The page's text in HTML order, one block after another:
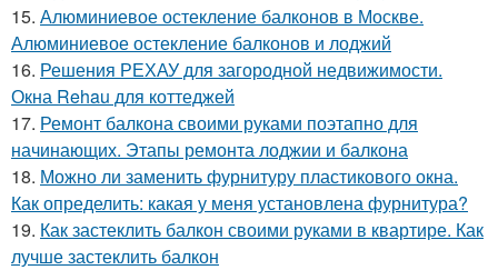
15. Алюминиевое остекление балконов в Москве.
Алюминиевое остекление балконов и лоджий
16. Решения РЕХАУ для загородной недвижимости.
Окна Rehau для коттеджей
17. Ремонт балкона своими руками поэтапно для
начинающих. Этапы ремонта лоджии и балкона
18. Можно ли заменить фурнитуру пластикового окна.
Как определить: какая у меня установлена фурнитура?
19. Как застеклить балкон своими руками в квартире. Как
лучше застеклить балкон